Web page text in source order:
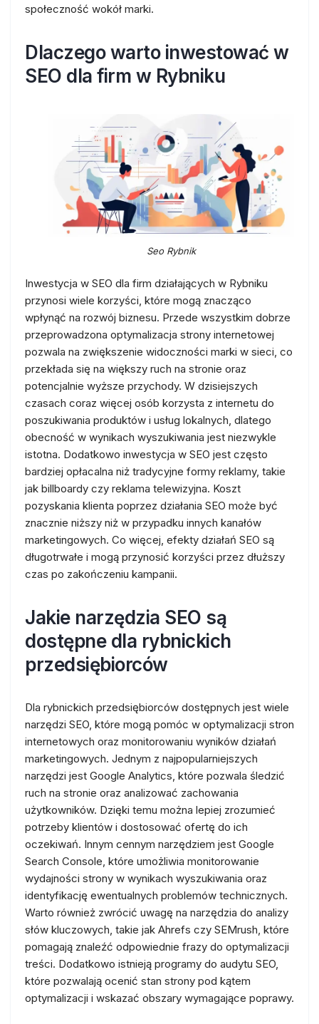
społeczność wokół marki.
Dlaczego warto inwestować w
SEO dla firm w Rybniku
Seo Rybnik
Inwestycja w SEO dla firm działających w Rybniku
przynosi wiele korzyści, które mogą znacząco
wpłynąć na rozwój biznesu. Przede wszystkim dobrze
przeprowadzona optymalizacja strony internetowej
pozwala na zwiększenie widoczności marki w sieci, co
przekłada się na większy ruch na stronie oraz
potencjalnie wyższe przychody. W dzisiejszych
czasach coraz więcej osób korzysta z internetu do
poszukiwania produktów i usług lokalnych, dlatego
obecność w wynikach wyszukiwania jest niezwykle
istotna. Dodatkowo inwestycja w SEO jest często
bardziej opłacalna niż tradycyjne formy reklamy, takie
jak billboardy czy reklama telewizyjna. Koszt
pozyskania klienta poprzez działania SEO może być
znacznie niższy niż w przypadku innych kanałów
marketingowych. Co więcej, efekty działań SEO są
długotrwałe i mogą przynosić korzyści przez dłuższy
czas po zakończeniu kampanii.
Jakie narzędzia SEO są
dostępne dla rybnickich
przedsiębiorców
Dla rybnickich przedsiębiorców dostępnych jest wiele
narzędzi SEO, które mogą pomóc w optymalizacji stron
internetowych oraz monitorowaniu wyników działań
marketingowych. Jednym z najpopularniejszych
narzędzi jest Google Analytics, które pozwala śledzić
ruch na stronie oraz analizować zachowania
użytkowników. Dzięki temu można lepiej zrozumieć
potrzeby klientów i dostosować ofertę do ich
oczekiwań. Innym cennym narzędziem jest Google
Search Console, które umożliwia monitorowanie
wydajności strony w wynikach wyszukiwania oraz
identyfikację ewentualnych problemów technicznych.
Warto również zwrócić uwagę na narzędzia do analizy
słów kluczowych, takie jak Ahrefs czy SEMrush, które
pomagają znaleźć odpowiednie frazy do optymalizacji
treści. Dodatkowo istnieją programy do audytu SEO,
które pozwalają ocenić stan strony pod kątem
optymalizacji i wskazać obszary wymagające poprawy.